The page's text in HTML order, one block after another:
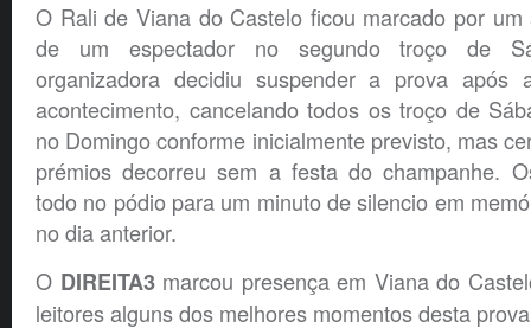
O Rali de Viana do Castelo ficou marcado por um
de um espectador no segundo troço de
organizadora decidiu suspender a prova após
acontecimento, cancelando todos os troço de
no Domingo conforme inicialmente previsto, mas
prémios decorreu sem a festa do champanhe.
todo no pódio para um minuto de silencio em
no dia anterior.
O DIREITA3 marcou presença em Viana do
leitores alguns dos melhores momentos desta